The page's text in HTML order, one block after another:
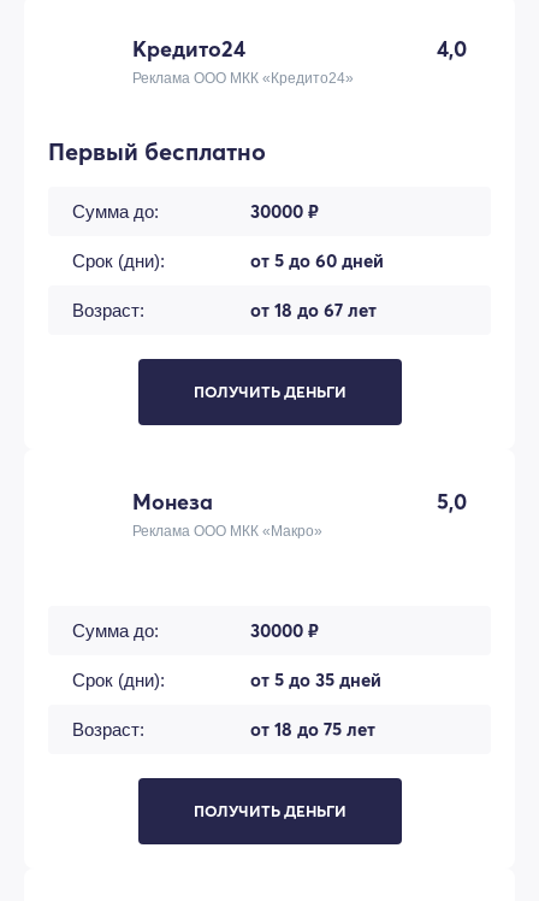
Кредито24 4,0
Реклама ООО МКК «Кредито24»
Первый бесплатно
Сумма до: 30000 ₽
Срок (дни): от 5 до 60 дней
Возраст: от 18 до 67 лет
ПОЛУЧИТЬ ДЕНЬГИ
Монеза 5,0
Реклама ООО МКК «Макро»
Сумма до: 30000 ₽
Срок (дни): от 5 до 35 дней
Возраст: от 18 до 75 лет
ПОЛУЧИТЬ ДЕНЬГИ